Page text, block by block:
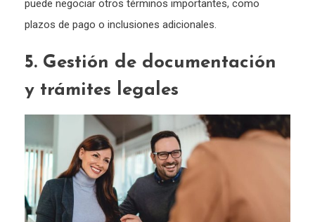
puede negociar otros términos importantes, como
plazos de pago o inclusiones adicionales.
5. Gestión de documentación
y trámites legales